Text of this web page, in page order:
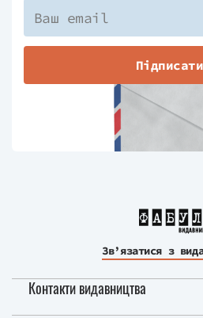
Зв’язатися з
Контакти видавництва